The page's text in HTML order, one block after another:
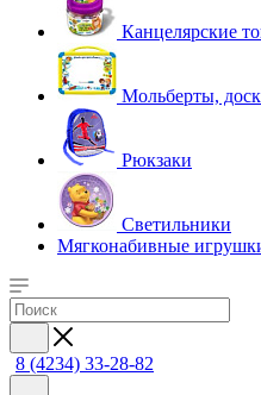
Канцелярские
Мольберты,
Рюкзаки
Светильники
Мягконабивные
8 (4234) 33-28-82